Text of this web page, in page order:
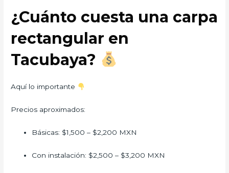
¿Cuánto cuesta una carpa
rectangular en
Tacubaya?
Aquí lo importante
Precios aproximados:
Básicas: $1,500 – $2,200 MXN
Con instalación: $2,500 – $3,200 MXN